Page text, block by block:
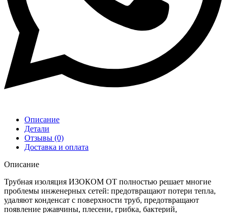
Описание
Детали
Отзывы (0)
Доставка и оплата
Описание
Трубная изоляция ИЗОКОМ ОТ полностью решает многие
проблемы инженерных сетей: предотвращают потери тепла,
удаляют конденсат с поверхности труб, предотвращают
появление ржавчины, плесени, грибка, бактерий,